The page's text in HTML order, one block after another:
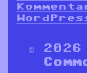
© 2026